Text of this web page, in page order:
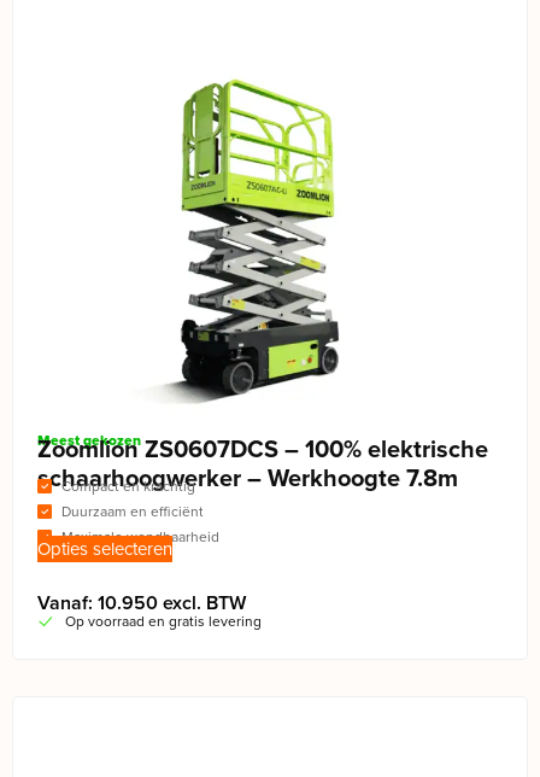
Meest gekozen
Zoomlion ZS0607DCS – 100% elektrische
schaarhoogwerker – Werkhoogte 7.8m
Compact en krachtig
Duurzaam en efficiënt
Maximale wendbaarheid
Opties selecteren
Vanaf: 10.950 excl. BTW
Op voorraad en gratis levering